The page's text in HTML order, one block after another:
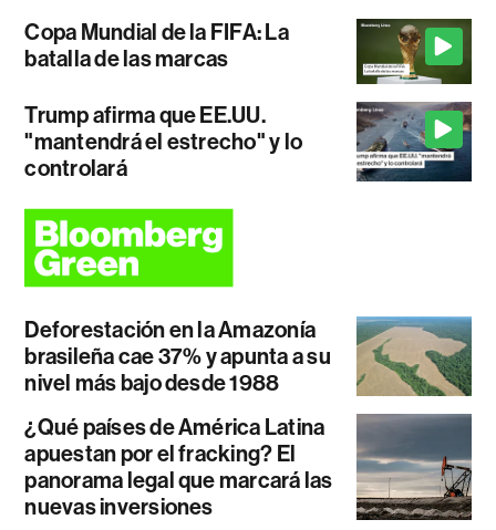
Copa Mundial de la FIFA: La
batalla de las marcas
Trump afirma que EE.UU.
"mantendrá el estrecho" y lo
controlará
Deforestación en la Amazonía
brasileña cae 37% y apunta a su
nivel más bajo desde 1988
¿Qué países de América Latina
apuestan por el fracking? El
panorama legal que marcará las
nuevas inversiones